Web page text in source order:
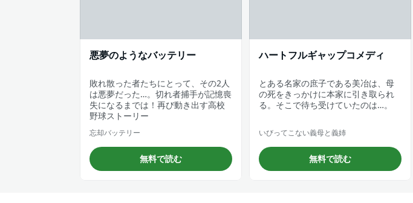
悪夢のようなバッテリー
敗れ散った者たちにとって、その2人
は悪夢だった…。切れ者捕手が記憶喪
失になるまでは！再び動き出す高校
野球ストーリー
忘却バッテリー
無料で読む
ハートフルギャップコメディ
とある名家の庶子である美冶は、母
の死をきっかけに本家に引き取られ
る。そこで待ち受けていたのは…。
いびってこない義母と義姉
無料で読む